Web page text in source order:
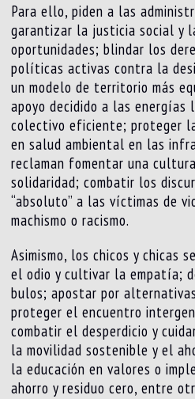
Para ello, piden a las
garantizar la justicia social y
oportunidades; blindar los
políticas activas contra la
un modelo de territorio más
apoyo decidido a las
colectivo eficiente; proteger
en salud ambiental en las
reclaman fomentar una
solidaridad; combatir los
“absoluto” a las víctimas de
machismo o racismo.
Asimismo, los chicos y chicas
el odio y cultivar la empatía;
bulos; apostar por
proteger el encuentro
combatir el desperdicio y
la movilidad sostenible y el
la educación en valores o
ahorro y residuo cero, entre